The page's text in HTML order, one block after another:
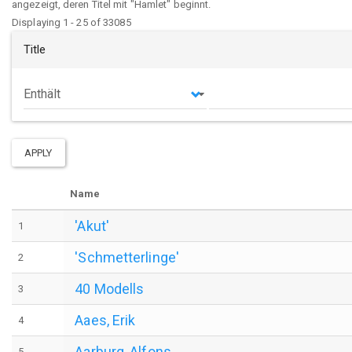
angezeigt, deren Titel mit "Hamlet" beginnt.
Displaying 1 - 25 of 33085
Title
Operator
APPLY
Name
1 'Akut'
2 'Schmetterlinge'
3 40 Modells
4 Aaes, Erik